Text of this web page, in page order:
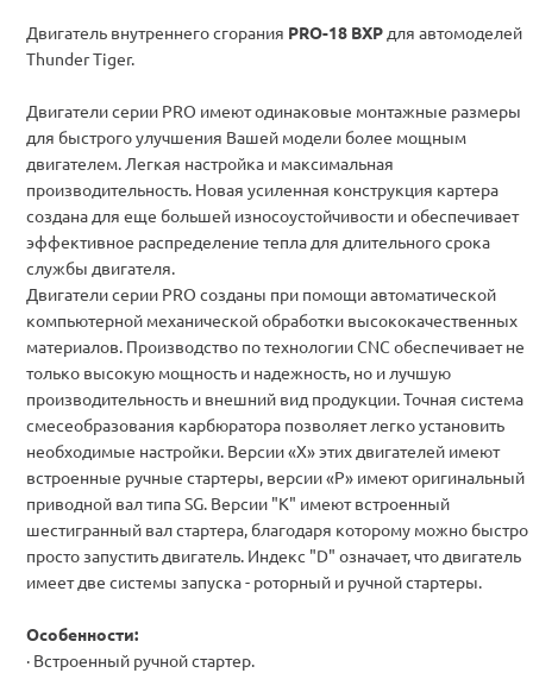
Двигатель внутреннего сгорания PRO-18 BXP для автомоделей
Thunder Tiger.
Двигатели серии PRO имеют одинаковые монтажные размеры
для быстрого улучшения Вашей модели более мощным
двигателем. Легкая настройка и максимальная
производительность. Новая усиленная конструкция картера
создана для еще большей износоустойчивости и обеспечивает
эффективное распределение тепла для длительного срока
службы двигателя.
Двигатели серии PRO созданы при помощи автоматической
компьютерной механической обработки высококачественных
материалов. Производство по технологии CNC обеспечивает не
только высокую мощность и надежность, но и лучшую
производительность и внешний вид продукции. Точная система
смесеобразования карбюратора позволяет легко установить
необходимые настройки. Версии «Х» этих двигателей имеют
встроенные ручные стартеры, версии «Р» имеют оригинальный
приводной вал типа SG. Версии "K" имеют встроенный
шестигранный вал стартера, благодаря которому можно быстро
просто запустить двигатель. Индекс "D" означает, что двигатель
имеет две системы запуска - роторный и ручной стартеры.
Особенности:
· Встроенный ручной стартер.